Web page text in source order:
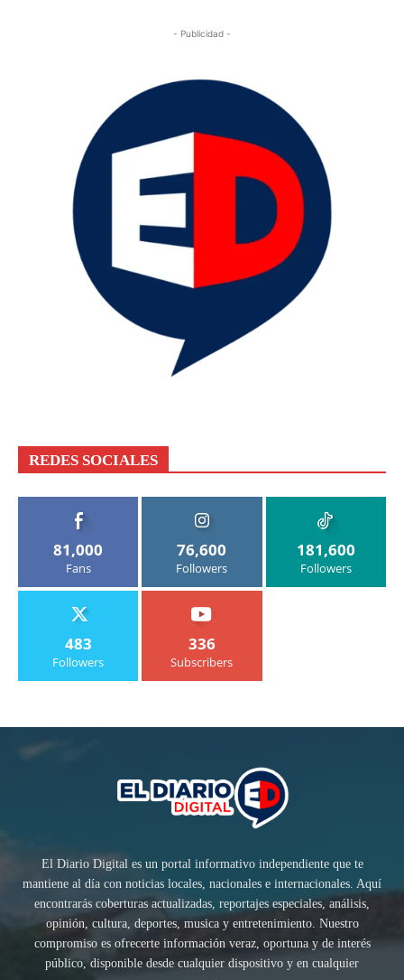
- Publicidad -
REDES SOCIALES
81,000
Fans
76,600
Followers
181,600
Followers
483
Followers
336
Subscribers
El Diario Digital es un portal informativo independiente que te
mantiene al día con noticias locales, nacionales e internacionales. Aquí
encontrarás coberturas actualizadas, reportajes especiales, análisis,
opinión, cultura, deportes, musica y entretenimiento. Nuestro
compromiso es ofrecerte información veraz, oportuna y de interés
público, disponible desde cualquier dispositivo y en cualquier